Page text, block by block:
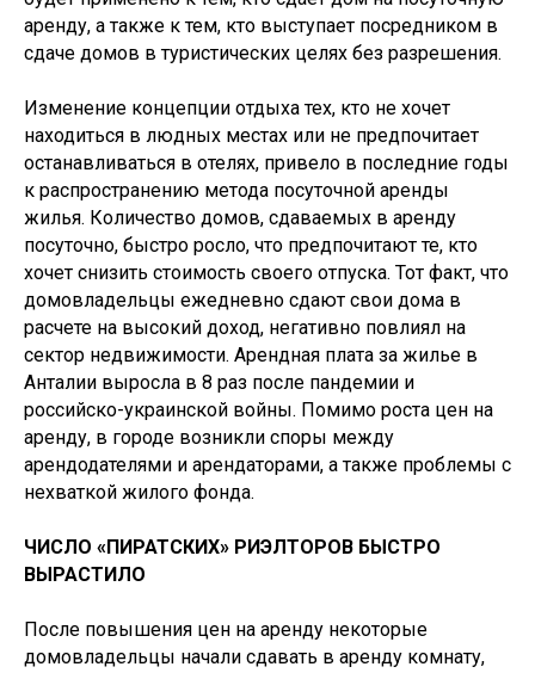
аренду, а также к тем, кто выступает посредником в
сдаче домов в туристических целях без разрешения.
Изменение концепции отдыха тех, кто не хочет
находиться в людных местах или не предпочитает
останавливаться в отелях, привело в последние годы
к распространению метода посуточной аренды
жилья. Количество домов, сдаваемых в аренду
посуточно, быстро росло, что предпочитают те, кто
хочет снизить стоимость своего отпуска. Тот факт, что
домовладельцы ежедневно сдают свои дома в
расчете на высокий доход, негативно повлиял на
сектор недвижимости. Арендная плата за жилье в
Анталии выросла в 8 раз после пандемии и
российско-украинской войны. Помимо роста цен на
аренду, в городе возникли споры между
арендодателями и арендаторами, а также проблемы с
нехваткой жилого фонда.
ЧИСЛО «ПИРАТСКИХ» РИЭЛТОРОВ БЫСТРО
ВЫРАСТИЛО
После повышения цен на аренду некоторые
домовладельцы начали сдавать в аренду комнату,